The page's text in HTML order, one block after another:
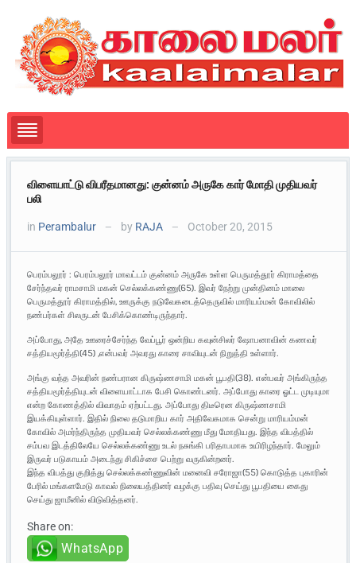
விளையாட்டு விபரீதமானது: குன்னம் அருகே கார் மோதி முதியவர்
பலி
in Perambalur — by RAJA — October 20, 2015
பெரம்பலூர் : பெரம்பலூர் மாவட்டம் குன்னம் அருகே உள்ள பெருமத்தூர் கிராமத்தை
சேர்ந்தவர் ராமசாமி மகன் செல்லக்கண்ணு(65). இவர் நேற்று முன்தினம் மாலை
பெருமத்தூர் கிராமத்தில், ஊருக்கு நடுவேகடைத்தெருவில் மாரியம்மன் கோவிலில்
நண்பர்கள் சிலருடன் பேசிக்கொண்டிருந்தார்.
அப்போது, அதே ஊரைச்சேர்ந்த வேப்பூர் ஒன்றிய கவுன்சிலர் ஷோபனாவின் கணவர்
சத்தியமூர்த்தி(45) ,என்பவர் அவரது காரை சாவியுடன் நிறுத்தி உள்ளார்.
அங்கு வந்த அவரின் நண்பரான கிருஷ்ணசாமி மகன் பூபதி(38). என்பவர் அங்கிருந்த
சத்தியமூர்த்தியுடன் விளையாட்டாக பேசி கொண்டனர். அப்போது காரை ஓட்ட முடியுமா
என்ற கோணத்தில் விவாதம் ஏற்பட்டது. அப்போது திடீரென கிருஷ்ணசாமி
இயக்கியுள்ளார். இதில் நிலை தடுமாறிய கார் அதிவேகமாக சென்று மாரியம்மன்
கோவில் அமர்ந்திருந்த முதியவர் செல்லக்கண்ணு மீது மோதியது. இந்த விபத்தில்
சம்பவ இடத்திலேயே செல்லக்கண்ணு உடல் நசுங்கி பரிதாபமாக உயிரிழந்தார். மேலும்
இருவர் படுகாயம் அடைந்து சிகிச்சை பெற்று வருகின்றனர்.
இந்த விபத்து குறித்து செல்லக்கண்ணுவின் மனைவி சரோஜா(55) கொடுத்த புகாரின்
பேரில் மங்களமேடு காவல் நிலையத்தினர் வழக்கு பதிவு செய்து பூபதியை கைது
செய்து ஜாமீனில் விடுவித்தனர்.
Share on:
WhatsApp